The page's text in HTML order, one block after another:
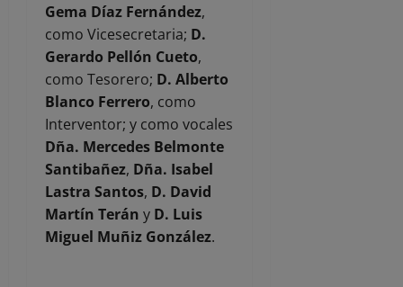
Gema Díaz Fernández,
como Vicesecretaria; D.
Gerardo Pellón Cueto,
como Tesorero; D. Alberto
Blanco Ferrero, como
Interventor; y como vocales
Dña. Mercedes Belmonte
Santibañez, Dña. Isabel
Lastra Santos, D. David
Martín Terán y D. Luis
Miguel Muñiz González.